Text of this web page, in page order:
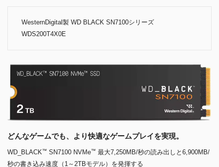
WesternDigital製 WD BLACK SN7100シリーズ
WDS200T4X0E
どんなゲームでも、より快適なゲームプレイを実現。
WD_BLACK™ SN7100 NVMe™ 最大7,250MB/秒の読み出しと6,900MB/
秒の書き込み速度（1～2TBモデル）を発揮する